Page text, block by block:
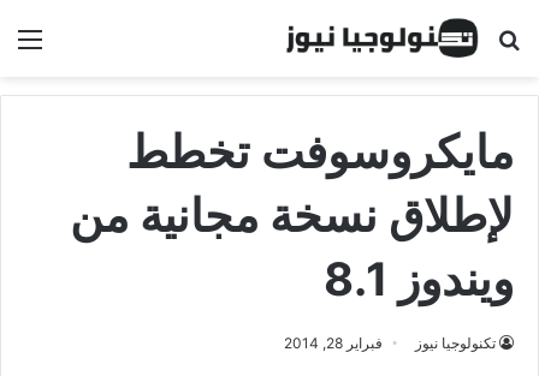
البحث عن
مايكروسوفت تخطط
لإطلاق نسخة مجانية من
ويندوز 8.1
تكنولوجيا نيوز فبراير 28, 2014